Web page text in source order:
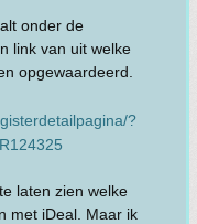
onder de
link van uit welke
opgewaardeerd.
?
laten zien welke
met iDeal. Maar ik